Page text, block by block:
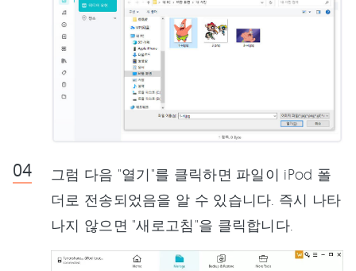
그럼 다음 "열기"를 클릭하면 파일이 iPod 폴
더로 전송되었음을 알 수 있습니다. 즉시 나타
나지 않으면 "새로고침"을 클릭합니다.